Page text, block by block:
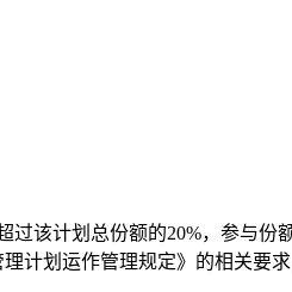
该计划总份额的20%，参与份
计划运作管理规定》的相关要求